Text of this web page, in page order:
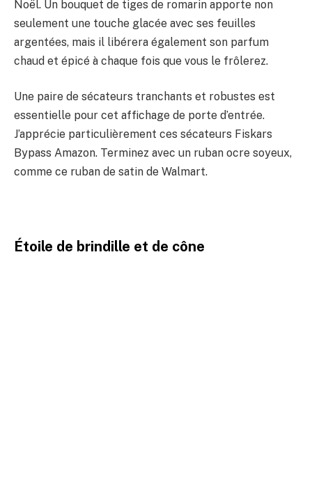
Noël. Un bouquet de tiges de romarin apporte non
seulement une touche glacée avec ses feuilles
argentées, mais il libérera également son parfum
chaud et épicé à chaque fois que vous le frôlerez.
Une paire de sécateurs tranchants et robustes est
essentielle pour cet affichage de porte d’entrée.
J’apprécie particulièrement ces sécateurs Fiskars
Bypass Amazon. Terminez avec un ruban ocre soyeux,
comme ce ruban de satin de Walmart.
Étoile de brindille et de cône